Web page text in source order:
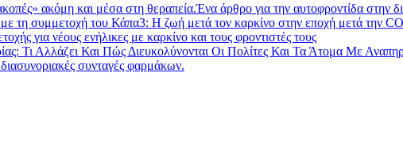
ακόμη και μέσα στη θεραπεία.Ένα άρθρο για την αυτοφροντίδα στην
τη συμμετοχή του Κάπα3: Η ζωή μετά τον καρκίνο στην εποχή μετά την
για νέους ενήλικες με καρκίνο και τους φροντιστές τους
Τι Αλλάζει Και Πώς Διευκολύνονται Οι Πολίτες Και Τα Άτομα Με
συνταγές φαρμάκων.